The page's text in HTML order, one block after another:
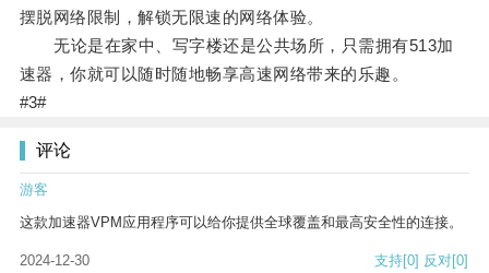
摆脱网络限制，解锁无限速的网络体验。
无论是在家中、写字楼还是公共场所，只需拥有513加
速器，你就可以随时随地畅享高速网络带来的乐趣。
#3#
评论
游客
这款加速器VPM应用程序可以给你提供全球覆盖和最高安全性的连接。
2024-12-30 支持[0] 反对[0]